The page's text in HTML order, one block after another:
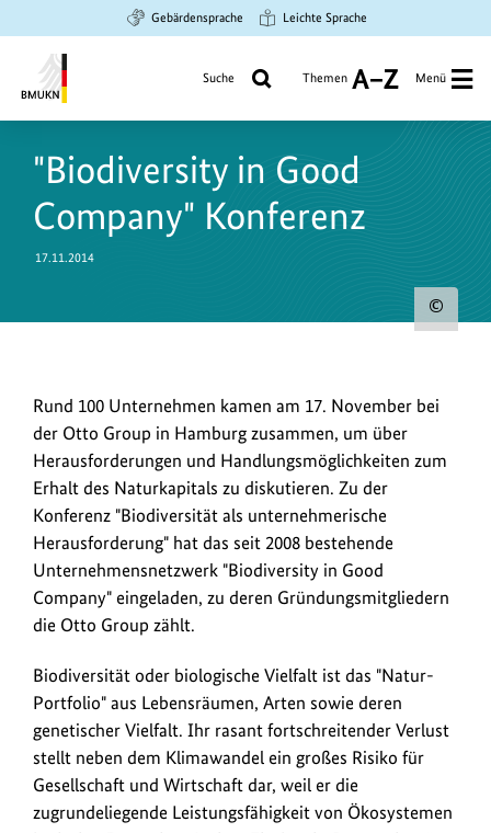
Hauptinhalt
springen
Suche
springen
Hauptnavigation
springen
Gebärdensprache Leichte Sprache
Umwelt,
Naturschutz
Suche Themen
A
Z
Menü
"Biodiversity in Good
Company" Konferenz
17.11.2014
Rund
100
Unternehmen
kamen
am
17.
November
bei
der
Group
in
Hamburg
zusammen,
über
Herausforderungen
Rund 100 Unternehmen kamen am 17. November bei
der Otto Group in Hamburg zusammen, um über
Herausforderungen und Handlungsmöglichkeiten zum
Erhalt des Naturkapitals zu diskutieren. Zu der
Konferenz "Biodiversität als unternehmerische
Herausforderung" hat das seit 2008 bestehende
Unternehmensnetzwerk "Biodiversity in Good
Company" eingeladen, zu deren Gründungsmitgliedern
die Otto Group zählt.
Biodiversität oder biologische Vielfalt ist das "Natur-
Portfolio" aus Lebensräumen, Arten sowie deren
genetischer Vielfalt. Ihr rasant fortschreitender Verlust
stellt neben dem Klimawandel ein großes Risiko für
Gesellschaft und Wirtschaft dar, weil er die
zugrundeliegende Leistungsfähigkeit von Ökosystemen